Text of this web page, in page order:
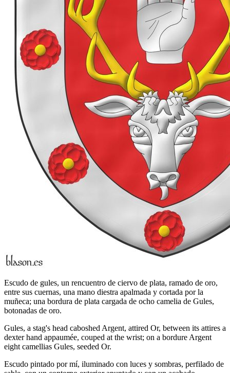
Escudo de gules, un rencuentro de ciervo de plata, ramado de oro,
entre sus cuernas, una mano diestra apalmada y cortada por la
muñeca; una bordura de plata cargada de ocho camelia de Gules,
botonadas de oro.
Gules, a stag's head caboshed Argent, attired Or, between its attires a
dexter hand appaumée, couped at the wrist; on a bordure Argent
eight camellias Gules, seeded Or.
Escudo pintado por mí, iluminado con luces y sombras, perfilado de